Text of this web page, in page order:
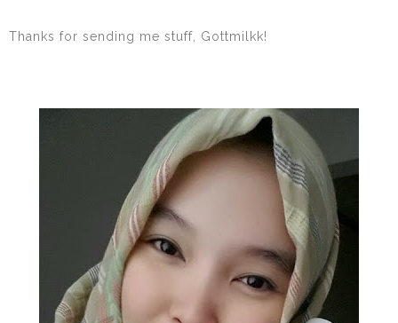
Thanks for sending me stuff, Gottmilkk!